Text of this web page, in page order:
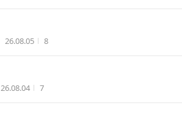
작성시간
26.08.05 조회수
8
작성시간
26.08.04 조회수
7